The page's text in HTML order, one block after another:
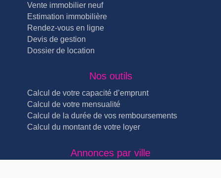
Vente immobilier neuf
Estimation immobilière
Rendez-vous en ligne
Devis de gestion
Dossier de location
Nos outils
Calcul de votre capacité d’emprunt
Calcul de votre mensualité
Calcul de la durée de vos remboursements
Calcul du montant de votre loyer
Annonces par ville